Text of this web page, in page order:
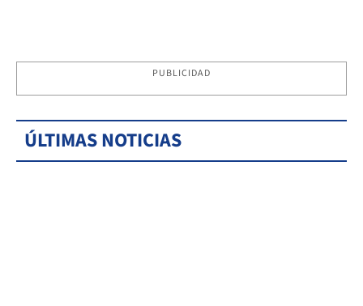
PUBLICIDAD
ÚLTIMAS NOTICIAS